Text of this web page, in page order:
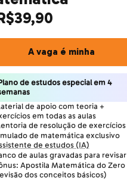
A vaga é minha
de estudos especial em 4
de apoio com teoria +
em todas as aulas
de resolução de exercícios
de matemática exclusivo
de estudos (IA)
de aulas gravadas para revisar
Apostila Matemática do Zero
dos conceitos básicos)